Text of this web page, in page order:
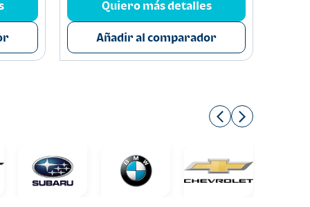
Quiero más detalles
Añadir al comparador